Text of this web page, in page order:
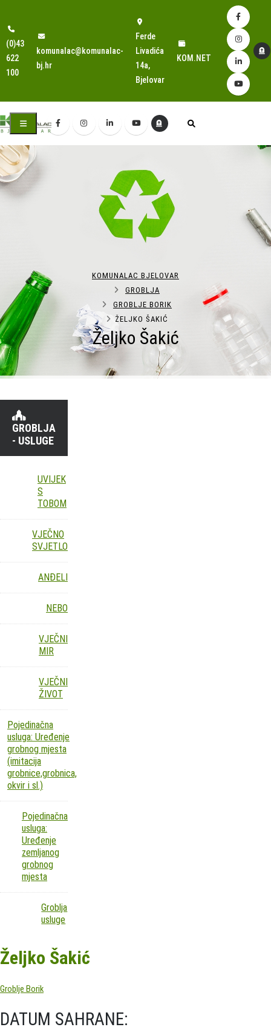
(0)43
622
100
komunalac@komunalac-
bj.hr
Ferde
Livadića
14a,
Bjelovar
KOM.NET
Željko Šakić
KOMUNALAC BJELOVAR
GROBLJA
GROBLJE BORIK
ŽELJKO ŠAKIĆ
GROBLJA
- USLUGE
UVIJEK
S
TOBOM
VJEČNO
SVJETLO
ANĐELI
NEBO
VJEČNI
MIR
VJEČNI
ŽIVOT
Pojedinačna
usluga: Uređenje
grobnog mjesta
(imitacija
grobnice,grobnica,
okvir i sl.)
Pojedinačna
usluga:
Uređenje
zemljanog
grobnog
mjesta
Groblja
usluge
Željko Šakić
Groblje Borik
DATUM SAHRANE: